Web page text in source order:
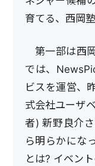
育てる、西岡
第一部は西
では、
ビスを運営、
式会社ユーザ
者) 新野良介
ら明らかにな
とは? イベン